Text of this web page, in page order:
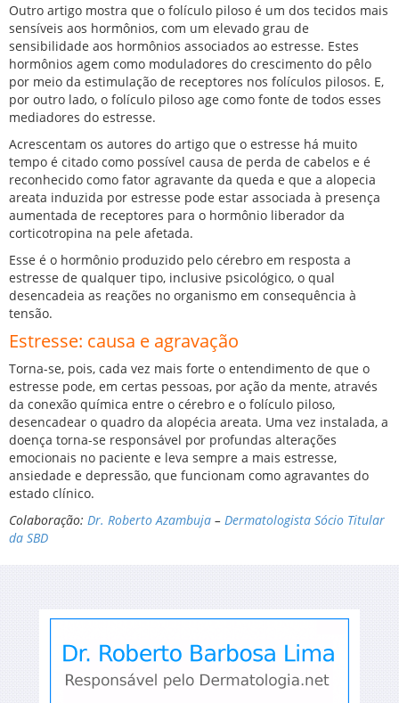
Outro artigo mostra que o folículo piloso é um dos tecidos mais
sensíveis aos hormônios, com um elevado grau de
sensibilidade aos hormônios associados ao estresse. Estes
hormônios agem como moduladores do crescimento do pêlo
por meio da estimulação de receptores nos folículos pilosos. E,
por outro lado, o folículo piloso age como fonte de todos esses
mediadores do estresse.
Acrescentam os autores do artigo que o estresse há muito
tempo é citado como possível causa de perda de cabelos e é
reconhecido como fator agravante da queda e que a alopecia
areata induzida por estresse pode estar associada à presença
aumentada de receptores para o hormônio liberador da
corticotropina na pele afetada.
Esse é o hormônio produzido pelo cérebro em resposta a
estresse de qualquer tipo, inclusive psicológico, o qual
desencadeia as reações no organismo em consequência à
tensão.
Estresse: causa e agravação
Torna-se, pois, cada vez mais forte o entendimento de que o
estresse pode, em certas pessoas, por ação da mente, através
da conexão química entre o cérebro e o folículo piloso,
desencadear o quadro da alopécia areata. Uma vez instalada, a
doença torna-se responsável por profundas alterações
emocionais no paciente e leva sempre a mais estresse,
ansiedade e depressão, que funcionam como agravantes do
estado clínico.
Colaboração: Dr. Roberto Azambuja – Dermatologista Sócio Titular
da SBD